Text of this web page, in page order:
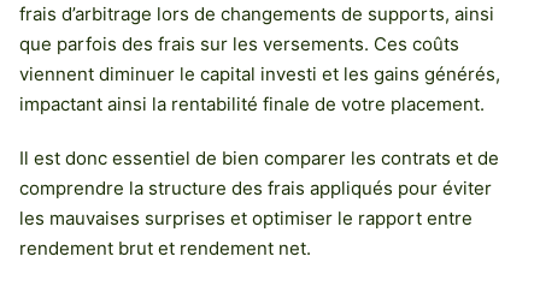
frais d’arbitrage lors de changements de supports, ainsi
que parfois des frais sur les versements. Ces coûts
viennent diminuer le capital investi et les gains générés,
impactant ainsi la rentabilité finale de votre placement.
Il est donc essentiel de bien comparer les contrats et de
comprendre la structure des frais appliqués pour éviter
les mauvaises surprises et optimiser le rapport entre
rendement brut et rendement net.